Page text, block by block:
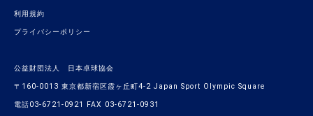
利用規約
プライバシーポリシー
公益財団法人 日本卓球協会
〒160-0013 東京都新宿区霞ヶ丘町4-2 Japan Sport Olympic Square
電話03-6721-0921 FAX 03-6721-0931